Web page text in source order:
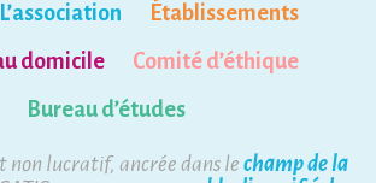
L’association
Établissements
domicile
Comité d’éthique
Bureau d’études
non lucratif, ancrée dans lechamp de la